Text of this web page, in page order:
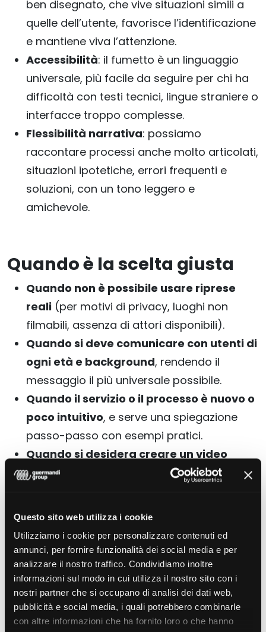
Questo sito web utilizza i cookie
Utilizziamo i cookie per personalizzare contenuti ed
annunci, per fornire funzionalità dei social media e per
analizzare il nostro traffico. Condividiamo inoltre
informazioni sul modo in cui utilizza il nostro sito con i
nostri partner che si occupano di analisi dei dati web,
pubblicità e social media, i quali potrebbero combinarle
con altre informazioni che ha fornito loro o che hanno
ben disegnato, che vive situazioni simili a
quelle dell’utente, favorisce l’identificazione
e mantiene viva l’attenzione.
Accessibilità: il fumetto è un linguaggio
universale, più facile da seguire per chi ha
difficoltà con testi tecnici, lingue straniere o
interfacce troppo complesse.
Flessibilità narrativa: possiamo
raccontare processi anche molto articolati,
situazioni ipotetiche, errori frequenti e
soluzioni, con un tono leggero e
amichevole.
Quando è la scelta giusta
Quando non è possibile usare riprese
reali (per motivi di privacy, luoghi non
filmabili, assenza di attori disponibili).
Quando si deve comunicare con utenti di
ogni età e background, rendendo il
messaggio il più universale possibile.
Quando il servizio o il processo è nuovo o
poco intuitivo, e serve una spiegazione
passo-passo con esempi pratici.
Quando si desidera creare un video
esteticamente distintivo
, in grado di
Scopri di piùsui video tutorial cliccando qui.
Il caso Boxol
Un esempio concreto? Il video che abbiamo